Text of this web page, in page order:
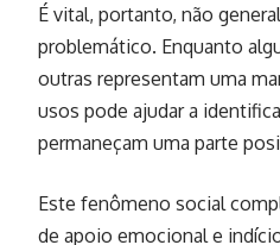
É vital, portanto, não
problemático. Enquanto
outras representam uma
usos pode ajudar a
permaneçam uma parte
Este fenômeno social
de apoio emocional e